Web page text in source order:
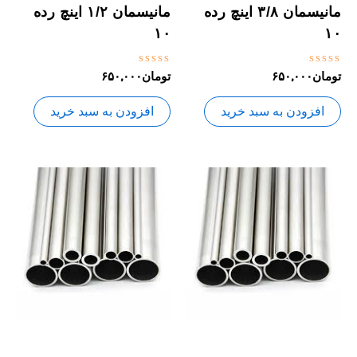
مانیسمان ۳/۸ اینچ رده
۱۰
نمره
0
از
5
تومان۶۵۰,۰۰۰
افزودن به سبد خرید
مانیسمان ۱/۲ اینچ رده
۱۰
نمره
0
از
5
تومان۶۵۰,۰۰۰
افزودن به سبد خرید